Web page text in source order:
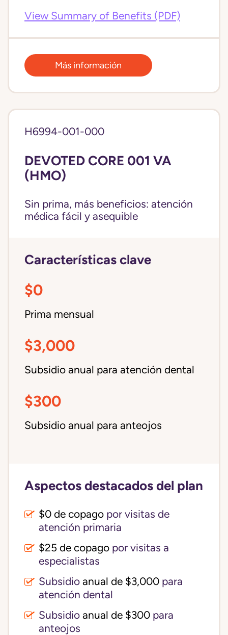
View Summary of Benefits (PDF)
Más información
H6994-001-000
DEVOTED CORE 001 VA
(HMO)
Sin prima, más beneficios: atención
médica fácil y asequible
Características clave
$0
Prima mensual
$3,000
Subsidio anual para atención dental
$300
Subsidio anual para anteojos
Aspectos destacados del plan
$0 de copago por visitas de
atención primaria
$25 de copago por visitas a
especialistas
Subsidio anual de $3,000 para
atención dental
Subsidio anual de $300 para
anteojos